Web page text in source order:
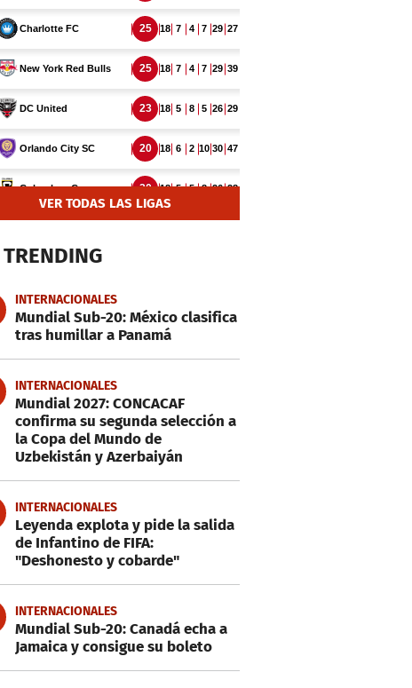
VER TODAS LAS LIGAS
TRENDING
INTERNACIONALES
Mundial Sub-20: México clasifica
tras humillar a Panamá
INTERNACIONALES
Mundial 2027: CONCACAF
confirma su segunda selección a
la Copa del Mundo de
Uzbekistán y Azerbaiyán
INTERNACIONALES
Leyenda explota y pide la salida
de Infantino de FIFA:
"Deshonesto y cobarde"
INTERNACIONALES
Mundial Sub-20: Canadá echa a
Jamaica y consigue su boleto